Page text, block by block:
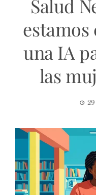
Salud
una IA
las